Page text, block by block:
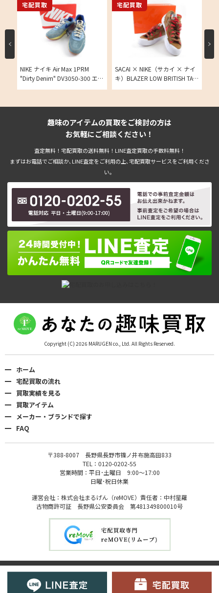
NIKE ナイキ Air Max 1PRM
"Dirty Denim" DV3050-300 エア
宅配買取
SACAI × NIKE（サカイ × ナイ
キ）BLAZER LOW BRITISH TAN
宅配買取
趣味のアイテムの買取をご検討の方は
お気軽にご相談ください！
査定無料！宅配買取の送料無料！LINE査定買取の手数料無料！
まずはお電話でご相談か､LINE査定をご利用の上､宅配買取サービスをご利用くださ
い。
Copyright (C) 2026 MARUGEN co., Ltd. All Rights Reserved.
ホーム
宅配買取の流れ
買取実績を見る
買取アイテム
メーカー・ブランドで探す
FAQ
〒388-8007 長野県長野市篠ノ井布施高田833
TEL：0120-0202-55
営業時間：平日･土曜日 9:00〜17:00
日曜･祝日休業
運営会社：株式会社まるげん（reMOVE）責任者：中村星羅
古物商許可証 長野県公安委員会 第481349800010号